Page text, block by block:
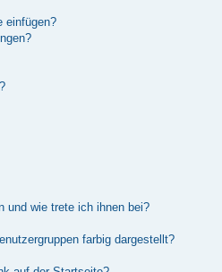
einfügen?
und wie trete ich ihnen bei?
farbig dargestellt?